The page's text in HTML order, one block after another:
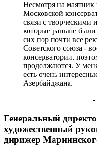
Несмотря на
Московской
связи с творческими
которые раньше
сих пор почти все
Советского союза -
консерватории,
продолжаются. У
есть очень
Азербайджана.
-
Генеральный
художественный
дирижер